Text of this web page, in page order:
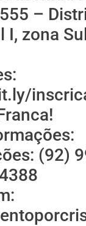
–
I, zona
(92)